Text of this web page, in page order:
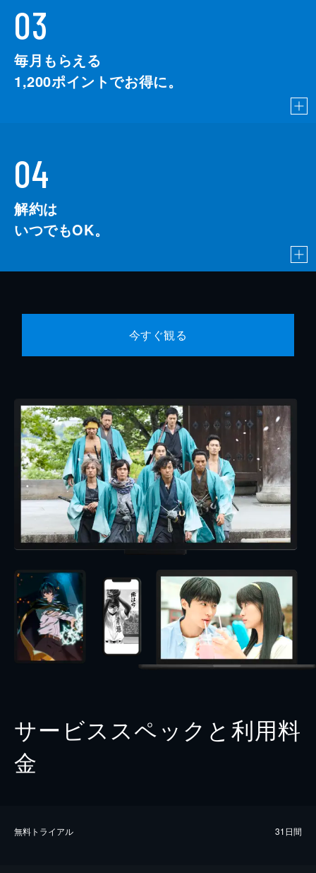
03
毎月もらえる
1,200ポイントでお得に。
04
解約は
いつでもOK。
今すぐ観る
サービススペックと利用料
金
無料トライアル 31日間